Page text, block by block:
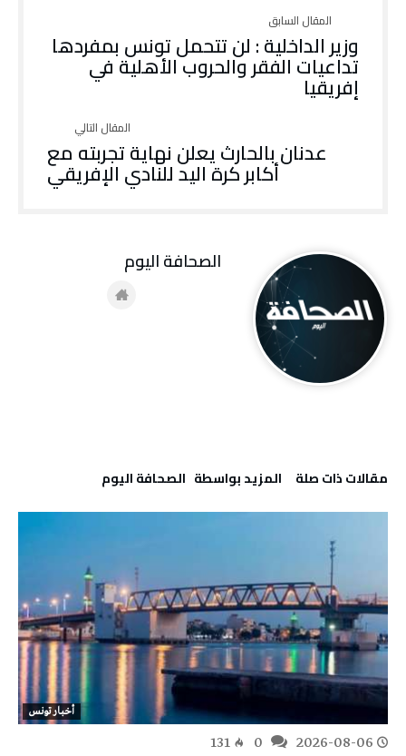
وزير الداخلية : لن تتحمل تونس بمفردها
تداعيات الفقر والحروب الأهلية في
إفريقيا
عدنان بالحارث يعلن نهاية تجربته مع
أكابر كرة اليد للنادي الإفريقي
‫مقالات ذات صلة‬ ‫‫المزيد بواسطة‬ ‬ ‭ ‬الصحافة‭ ‬اليوم
أخبار تونس
2026-08-06
131